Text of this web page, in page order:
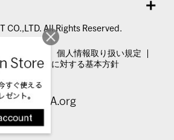
CO.,LTD. All Rights Reserved.
個人情報取り扱い規定
ラスメントに対する基本方針
Visit MoMA.org